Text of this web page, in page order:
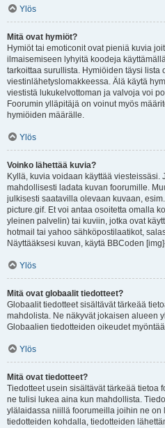
Ylös
Mitä ovat hymiöt?
Hymiöt tai emoticonit ovat pieniä kuvia
ilmaisemiseen lyhyitä koodeja
tarkoittaa surullista. Hymiöiden täysi lista
viestinlähetyslomakkeessa. Älä käytä
viestistä lukukelvottoman ja valvoja voi
Foorumin ylläpitäjä on voinut myös
hymiöiden määrälle.
Ylös
Voinko lähettää kuvia?
Kyllä, kuvia voidaan käyttää
mahdollisesti ladata kuvan foorumille.
julkisesti saatavilla olevaan kuvaan,
picture.gif. Et voi antaa osoitetta omalla
yleinen palvelin) tai kuviin, jotka ovat
hotmail tai yahoo sähköpostilaatikot,
Näyttääksesi kuvan, käytä BBCoden
Ylös
Mitä ovat globaalit tiedotteet?
Globaalit tiedotteet sisältävät tärkeää
mahdolista. Ne näkyvät jokaisen alueen
Globaalien tiedotteiden oikeudet
Ylös
Mitä ovat tiedotteet?
Tiedotteet usein sisältävät tärkeää tietoa
ne tulisi lukea aina kun mahdollista.
ylälaidassa niillä foorumeilla joihin ne on
tiedotteiden kohdalla, tiedotteiden